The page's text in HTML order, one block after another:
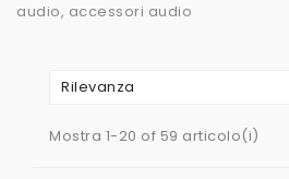
audio, accessori audio
Rilevanza
Mostra 1-20 of 59 articolo(i)